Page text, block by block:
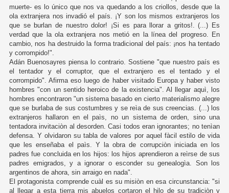
muerte- es lo único que nos va quedando a los criollos, desde que la
ola extranjera nos invadió el país. ¡Y son los mismos extranjeros los
que se burlan de nuestro dolor! ¡Si es para llorar a gritos!. (...) Es
verdad que la ola extranjera nos metió en la línea del progreso. En
cambio, nos ha destruido la forma tradicional del país: ¡nos ha tentado
y corrompido!".
Adán Buenosayres piensa lo contrario. Sostiene "que nuestro país es
el tentador y el corruptor, que el extranjero es el tentado y el
corrompido". Afirma eso luego de haber visitado Europa y haber visto
hombres "con un sentido heroico de la existencia". Al llegar aquì, los
hombres encontraron "un sistema basado en cierto materialismo alegre
que se burlaba de sus costumbres y se reìa de sus creencias. (...) los
extranjeros hallaron en el paìs, no un sistema de orden, sino una
tentadora invitaciòn al desorden. Casi todos eran ignorantes; no tenìan
defensa. Y olvidaron su tabla de valores por aquel fàcil estilo de vida
que les enseñaba el paìs. Y la obra de corrupciòn iniciada en los
padres fue concluida en los hijos: los hijos aprendieron a reìrse de sus
padres emigrados, y a ignorar o esconder su genealogìa. Son los
argentinos de ahora, sin arraigo en nada".
El protagonista comprende cuàl es su misiòn en esa circunstancia: "si
al llegar a esta tierra mis abuelos cortaron el hilo de su tradiciòn y